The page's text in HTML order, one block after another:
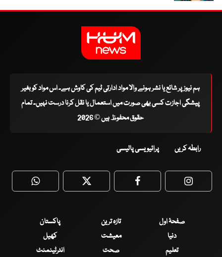
ہم نیوز پر شائع یا نشر ہونے والا مواد ادارتی ٹیم کی کاوش ہے۔ اس مواد کو بغیر
پیشگی اجازت کسی بھی صورت میں استعمال یا نقل کرنا درست نہیں۔ تمام
حقوق محفوظ ہیں © 2026
رابطہ کریں پرائیویسی پالیسی
WhatsApp Twitter Facebook
صفحۂ اول تازہ ترین
پاکستان
دنیا
معیشت
کھیل
تعلیم
صحت انٹرٹینمنٹ